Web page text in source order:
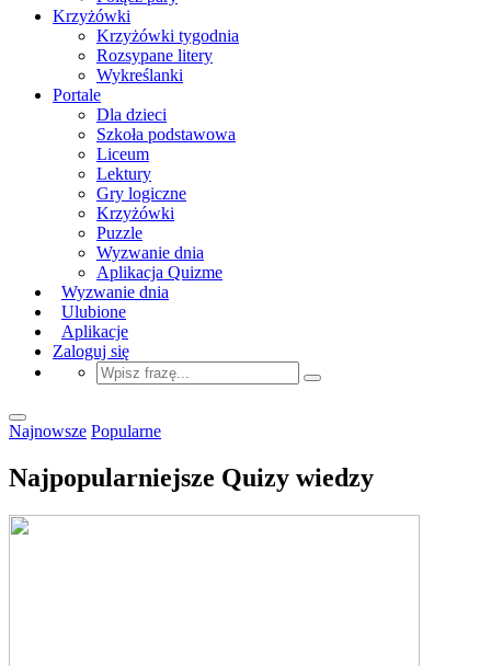
Krzyżówki
Krzyżówki tygodnia
Rozsypane litery
Wykreślanki
Portale
Dla dzieci
Szkoła podstawowa
Liceum
Lektury
Gry logiczne
Krzyżówki
Puzzle
Wyzwanie dnia
Aplikacja Quizme
Wyzwanie dnia
Ulubione
Aplikacje
Zaloguj się
Najnowsze Popularne
Najpopularniejsze Quizy wiedzy